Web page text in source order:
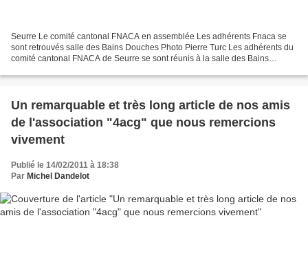
Seurre Le comité cantonal FNACA en assemblée Les adhérents Fnaca se
sont retrouvés salle des Bains Douches Photo Pierre Turc Les adhérents du
comité cantonal FNACA de Seurre se sont réunis à la salle des Bains
Un remarquable et très long article de nos amis
de l'association "4acg" que nous remercions
vivement
Publié le 14/02/2011 à 18:38
Par Michel Dandelot